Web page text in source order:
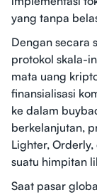
yang tanpa
Dengan secara
protokol skala-
mata uang
finansialisasi
ke dalam
berkelanjutan,
Lighter,
suatu himpitan
Saat pasar